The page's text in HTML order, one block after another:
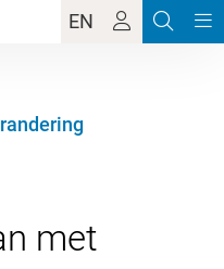
EN
met